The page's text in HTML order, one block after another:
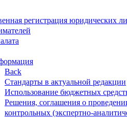
регистрация юридических
Back
Стандарты в актуальной редакции
Использование бюджетных
Решения, соглашения о
контрольных (экспертно-